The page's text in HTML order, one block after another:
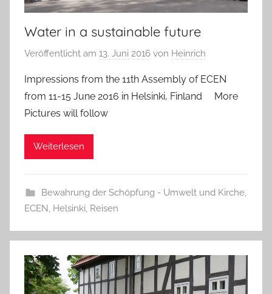
Water in a sustainable future
Veröffentlicht am 13. Juni 2016 von Heinrich
Impressions from the 11th Assembly of ECEN
from 11-15 June 2016 in Helsinki, Finland More
Pictures will follow
Weiterlesen
Bewahrung der Schöpfung - Umwelt und Kirche,
ECEN, Helsinki, Reisen